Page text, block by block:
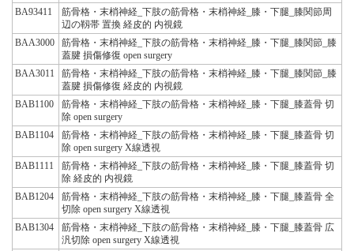
BA93411
筋骨格・末梢神経_下肢の筋骨格・末梢神経_膝・下腿_膝関節周
辺の靱帯 置換 経皮的 内視鏡
BAA3000
筋骨格・末梢神経_下肢の筋骨格・末梢神経_膝・下腿_膝関節_膝
蓋腱 損傷修復 open surgery
BAA3011
筋骨格・末梢神経_下肢の筋骨格・末梢神経_膝・下腿_膝関節_膝
蓋腱 損傷修復 経皮的 内視鏡
BAB1100
筋骨格・末梢神経_下肢の筋骨格・末梢神経_膝・下腿_膝蓋骨 切
除 open surgery
BAB1104
筋骨格・末梢神経_下肢の筋骨格・末梢神経_膝・下腿_膝蓋骨 切
除 open surgery X線透視
BAB1111
筋骨格・末梢神経_下肢の筋骨格・末梢神経_膝・下腿_膝蓋骨 切
除 経皮的 内視鏡
BAB1204
筋骨格・末梢神経_下肢の筋骨格・末梢神経_膝・下腿_膝蓋骨 全
切除 open surgery X線透視
BAB1304
筋骨格・末梢神経_下肢の筋骨格・末梢神経_膝・下腿_膝蓋骨 広
汎切除 open surgery X線透視